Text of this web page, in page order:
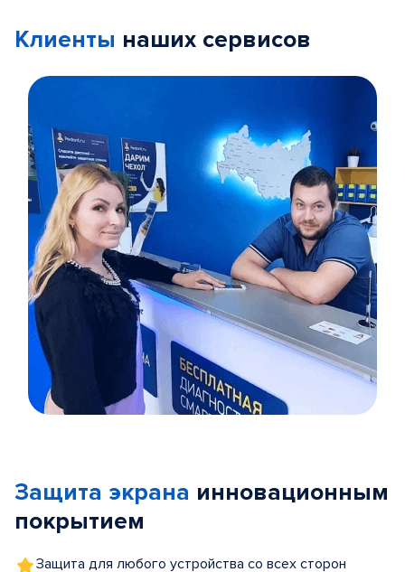
Клиенты наших сервисов
5
Защита экрана инновационным
покрытием
Защита для любого устройства со всех сторон